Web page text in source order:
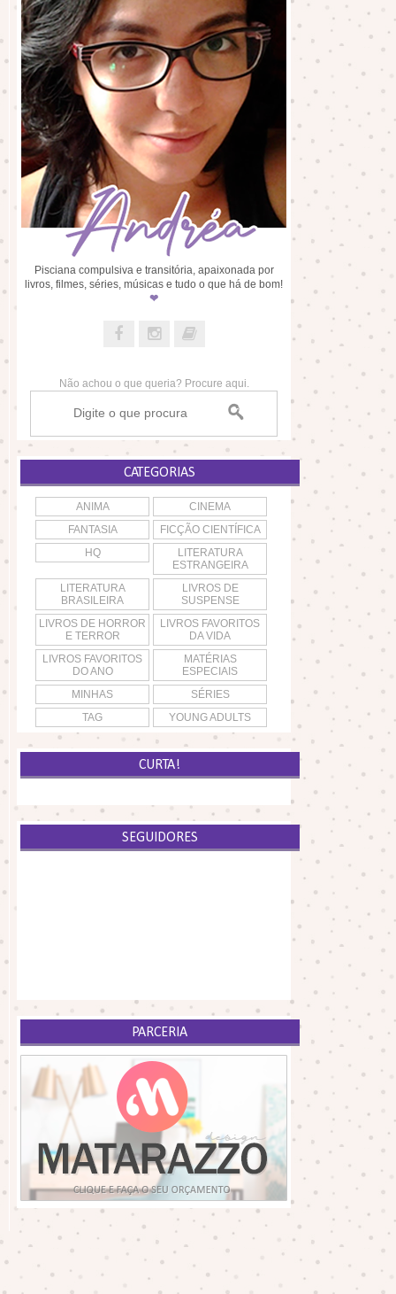
Pisciana compulsiva e transitória, apaixonada por
livros, filmes, séries, músicas e tudo o que há de bom!
❤
Não achou o que queria? Procure aqui.
CATEGORIAS
ANIMA
CINEMA
FANTASIA
FICÇÃO CIENTÍFICA
HQ
LITERATURA
ESTRANGEIRA
LITERATURA
BRASILEIRA
LIVROS DE
SUSPENSE
LIVROS DE HORROR
E TERROR
LIVROS FAVORITOS
DA VIDA
LIVROS FAVORITOS
DO ANO
MATÉRIAS
ESPECIAIS
MINHAS
SÉRIES
TAG
YOUNG ADULTS
CURTA!
SEGUIDORES
PARCERIA